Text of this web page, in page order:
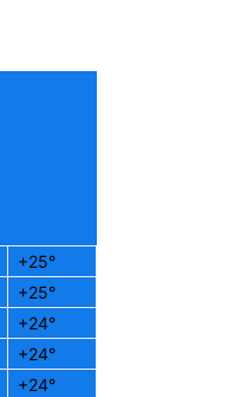
+25°
+25°
+24°
+24°
+24°